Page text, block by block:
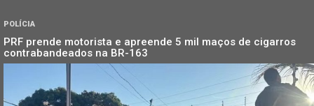
POLÍCIA
PRF prende motorista e apreende 5 mil maços de cigarros
contrabandeados na BR-163